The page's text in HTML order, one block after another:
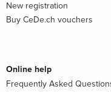
New registration
Buy CeDe.ch vouchers
Online help
Frequently Asked